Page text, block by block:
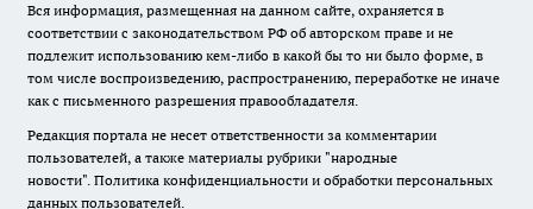
Вся информация, размещенная на данном сайте, охраняется в
соответствии с законодательством РФ об авторском праве и не
подлежит использованию кем-либо в какой бы то ни было форме, в
том числе воспроизведению, распространению, переработке не иначе
как с письменного разрешения правообладателя.
Редакция портала не несет ответственности за комментарии
пользователей, а также материалы рубрики "народные
новости". Политика конфиденциальности и обработки персональных
данных пользователей.